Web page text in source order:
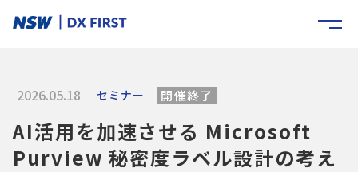
2026.05.18 セミナー 開催終了
AI活用を加速させる Microsoft
Purview 秘密度ラベル設計の考え